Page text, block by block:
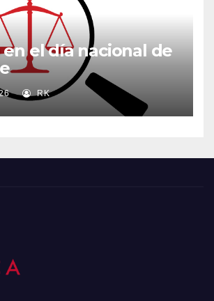
en el día nacional de
RK